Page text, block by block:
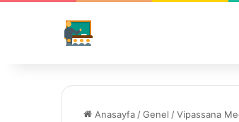
Anasayfa /Genel /Vipassana